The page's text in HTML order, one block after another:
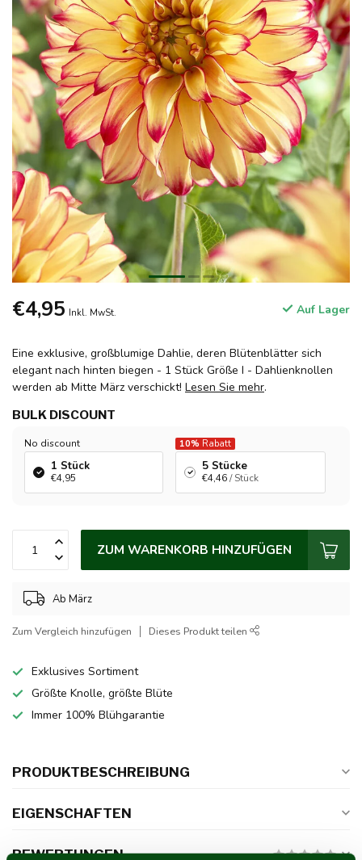
€4,95 Inkl. MwSt. Auf Lager
Eine exklusive, großblumige Dahlie, deren Blütenblätter sich
elegant nach hinten biegen - 1 Stück Größe I - Dahlienknollen
werden ab Mitte März verschickt! Lesen Sie mehr.
BULK DISCOUNT
No discount
1 Stück
€4,95
10% Rabatt
5 Stücke
€4,46/ Stück
ZUM WARENKORB HINZUFÜGEN
Ab März
Zum Vergleich hinzufügen Dieses Produkt teilen
Exklusives Sortiment
Größte Knolle, größte Blüte
Immer 100% Blühgarantie
PRODUKTBESCHREIBUNG
EIGENSCHAFTEN
BEWERTUNGEN